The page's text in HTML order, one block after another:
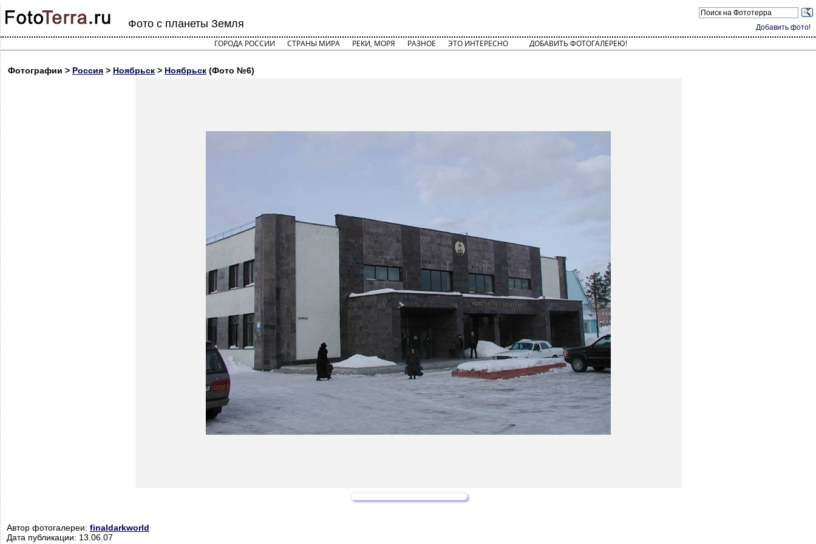
Добавить фото!
Фото с планеты Земля
ГОРОДА РОССИИ СТРАНЫ МИРА РЕКИ, МОРЯ РАЗНОЕ ЭТО ИНТЕРЕСНО ДОБАВИТЬ ФОТОГАЛЕРЕЮ!
Фотографии > Россия > Ноябрьск > Ноябрьск (Фото №6)
Автор фотогалереи: finaldarkworld
Дата публикации: 13.06.07